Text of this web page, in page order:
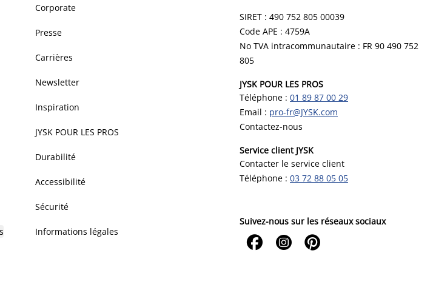
Corporate
Presse
Carrières
Newsletter
Inspiration
JYSK POUR LES PROS
Durabilité
Accessibilité
Sécurité
Informations légales
SIRET : 490 752 805 00039
Code APE : 4759A
No TVA intracommunautaire : FR 90 490 752
805
JYSK POUR LES PROS
Téléphone : 01 89 87 00 29
Email : pro-fr@JYSK.com
Contactez-nous
Service client JYSK
Contacter le service client
Téléphone : 03 72 88 05 05
Suivez-nous sur les réseaux sociaux
  